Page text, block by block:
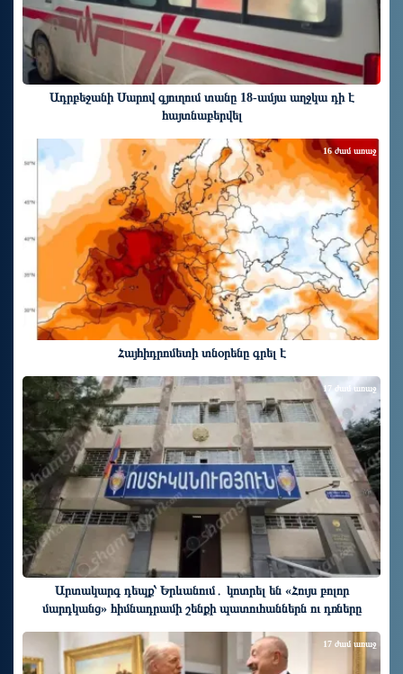
Ադրբեջանի Սարով գյուղում տանը 18-ամյա աղջկա դի է
հայտնաբերվել
Հայհիդրոմետի տնօրենը գրել է
16 ժամ առաջ
Արտակարգ դեպք՝ Երևանում․ կոտրել են «Հույս բոլոր
մարդկանց» հիմնադրամի շենքի պատուհաններն ու դռները
17 ժամ առաջ
17 ժամ առաջ